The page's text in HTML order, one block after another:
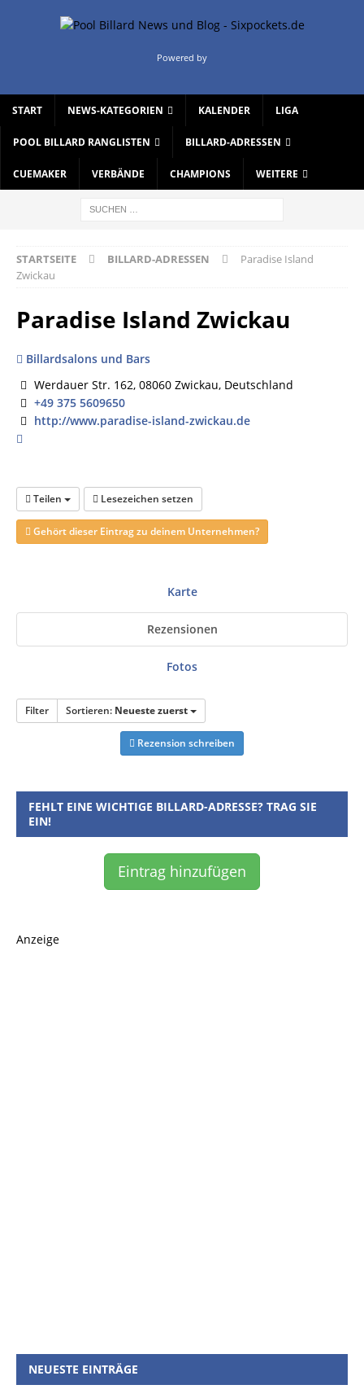
Powered by
START NEWS-KATEGORIEN KALENDER LIGA
POOL BILLARD RANGLISTEN BILLARD-ADRESSEN
CUEMAKER VERBÄNDE CHAMPIONS WEITERE
STARTSEITE BILLARD-ADRESSEN
Paradise Island
Zwickau
Paradise Island Zwickau
Billardsalons und Bars
Werdauer Str. 162, 08060 Zwickau, Deutschland
+49 375 5609650
http://www.paradise-island-zwickau.de
Teilen Lesezeichen setzen
Gehört dieser Eintrag zu deinem Unternehmen?
Karte
Rezensionen
Fotos
Filter Sortieren: Neueste zuerst
Rezension schreiben
FEHLT EINE WICHTIGE BILLARD-ADRESSE? TRAG SIE
EIN!
Eintrag hinzufügen
Anzeige
NEUESTE EINTRÄGE